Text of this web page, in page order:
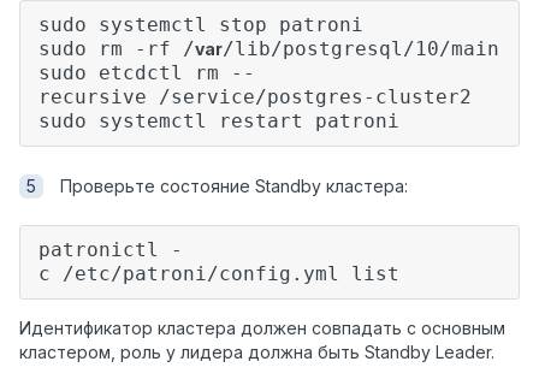
sudo systemctl stop patroni
sudo rm -rf /var/lib/postgresql/10/main
sudo etcdctl rm --
recursive /service/postgres-cluster2
sudo systemctl restart patroni
Проверьте состояние Standby кластера:
patronictl -
c /etc/patroni/config.yml list
Идентификатор кластера должен совпадать с основным
кластером, роль у лидера должна быть Standby Leader.